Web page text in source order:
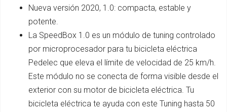
Nueva versión 2020, 1.0: compacta, estable y
potente.
La SpeedBox 1.0 es un módulo de tuning controlado
por microprocesador para tu bicicleta eléctrica
Pedelec que eleva el límite de velocidad de 25 km/h.
Este módulo no se conecta de forma visible desde el
exterior con su motor de bicicleta eléctrica. Tu
bicicleta eléctrica te ayuda con este Tuning hasta 50